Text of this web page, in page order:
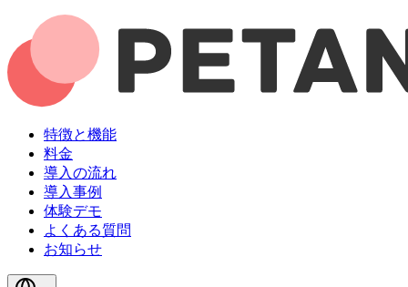
特徴と機能
料金
導入の流れ
導入事例
体験デモ
よくある質問
お知らせ